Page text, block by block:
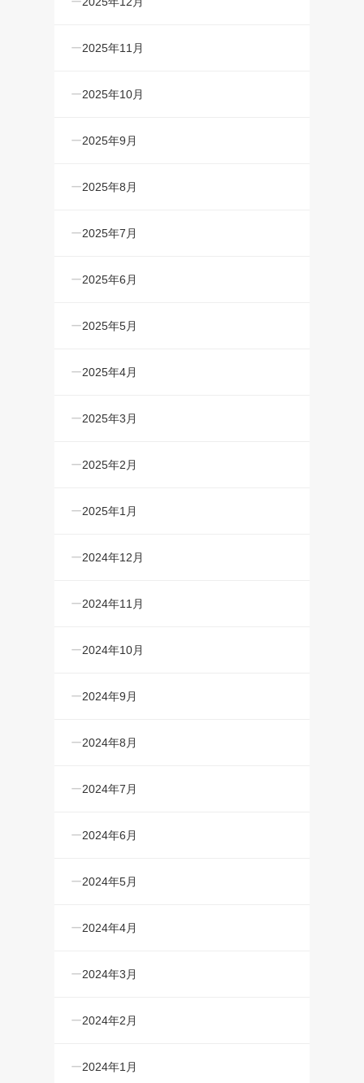
2025年11月
2025年10月
2025年9月
2025年8月
2025年7月
2025年6月
2025年5月
2025年4月
2025年3月
2025年2月
2025年1月
2024年12月
2024年11月
2024年10月
2024年9月
2024年8月
2024年7月
2024年6月
2024年5月
2024年4月
2024年3月
2024年2月
2024年1月